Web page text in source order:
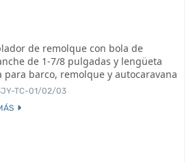
de remolque con bola de
de 1-7/8 pulgadas y lengüeta
para barco, remolque y autocaravana
TC-01/02/03